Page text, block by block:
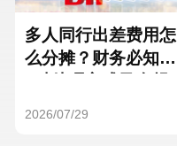
Hungary
Hong Kong
多人同行出差费用怎
么分摊？财务必知的
2026/07/29